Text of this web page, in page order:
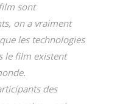
sont
on a vraiment
les technologies
le film existent
des